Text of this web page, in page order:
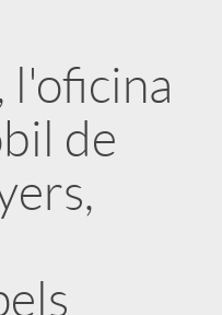
l'oficina
de